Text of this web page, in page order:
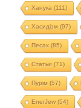
Ханука (111)
Хасидізм (97)
Песах(85)
Статьи (71)
Пурім (57)
EnerJew(54)